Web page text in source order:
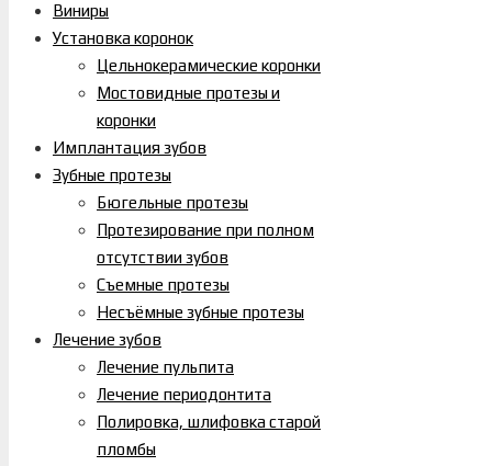
Виниры
Установка коронок
Цельнокерамические коронки
Мостовидные протезы и
коронки
Имплантация зубов
Зубные протезы
Бюгельные протезы
Протезирование при полном
отсутствии зубов
Съемные протезы
Несъёмные зубные протезы
Лечение зубов
Лечение пульпита
Лечение периодонтита
Полировка, шлифовка старой
пломбы